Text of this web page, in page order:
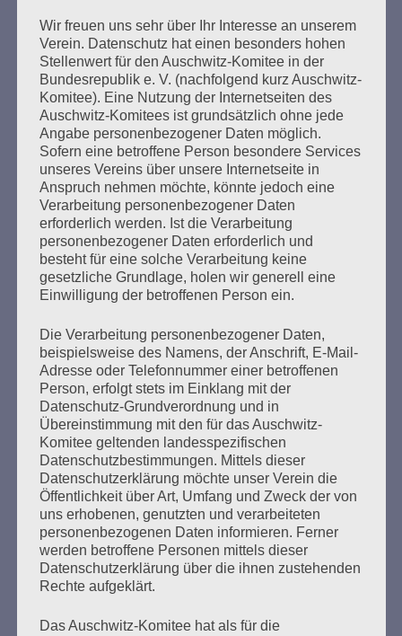
mehr ...
OHNE ESTHER – der Auftrag an uns
Erstellt am26. Oktober 2021
GEGEN DAS VERGESSEN: Veranstaltung des Auschwitz-
Komitees zur Pogromnacht 1938
Donnerstag, 4. November 2021.
mehr ...
Seitennummerierung
der
Beiträge
Zurück 12 Weiter
Wir freuen uns sehr über Ihr Interesse an unserem
Verein. Datenschutz hat einen besonders hohen
Stellenwert für den Auschwitz-Komitee in der
Bundesrepublik e. V. (nachfolgend kurz Auschwitz-
Komitee). Eine Nutzung der Internetseiten des
Auschwitz-Komitees ist grundsätzlich ohne jede
Angabe personenbezogener Daten möglich.
Sofern eine betroffene Person besondere Services
unseres Vereins über unsere Internetseite in
Anspruch nehmen möchte, könnte jedoch eine
Verarbeitung personenbezogener Daten
erforderlich werden. Ist die Verarbeitung
personenbezogener Daten erforderlich und
besteht für eine solche Verarbeitung keine
gesetzliche Grundlage, holen wir generell eine
Einwilligung der betroffenen Person ein.
Die Verarbeitung personenbezogener Daten,
beispielsweise des Namens, der Anschrift, E-Mail-
Adresse oder Telefonnummer einer betroffenen
Person, erfolgt stets im Einklang mit der
Datenschutz-Grundverordnung und in
Übereinstimmung mit den für das Auschwitz-
Komitee geltenden landesspezifischen
Datenschutzbestimmungen. Mittels dieser
Datenschutzerklärung möchte unser Verein die
Öffentlichkeit über Art, Umfang und Zweck der von
uns erhobenen, genutzten und verarbeiteten
personenbezogenen Daten informieren. Ferner
werden betroffene Personen mittels dieser
Datenschutzerklärung über die ihnen zustehenden
Rechte aufgeklärt.
Das Auschwitz-Komitee hat als für die